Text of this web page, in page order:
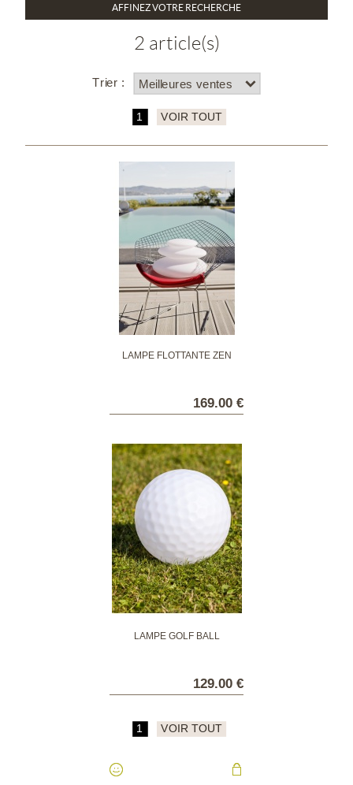
AFFINEZ VOTRE RECHERCHE
2 article(s)
Trier :
1 VOIR TOUT
LAMPE FLOTTANTE ZEN
169.00 €
LAMPE GOLF BALL
129.00 €
1 VOIR TOUT